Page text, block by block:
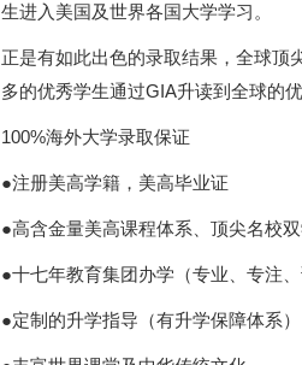
生进入美国及世界各国大学学习。
正是有如此出色的录取结果，全球顶
多的优秀学生通过GIA升读到全球的优
100%海外大学录取保证
●注册美高学籍，美高毕业证
●高含金量美高课程体系、顶尖名校
●十七年教育集团办学（专业、专注、
●定制的升学指导（有升学保障体系）